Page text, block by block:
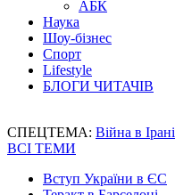
АБК
Наука
Шоу-бізнес
Спорт
Lifestyle
БЛОГИ ЧИТАЧІВ
СПЕЦТЕМА: Війна в Ірані
ВСІ ТЕМИ
Вступ України в ЄС